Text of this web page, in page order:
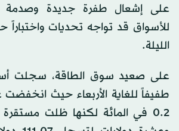
على إشعال طفرة جديدة وصدمة
للأسواق قد تواجه تحديات واختباراً
الليلة.
على صعيد سوق الطاقة، سجلت
طفيفاً للغاية الأربعاء حيث
0.2 في المائة لكنها ظلت